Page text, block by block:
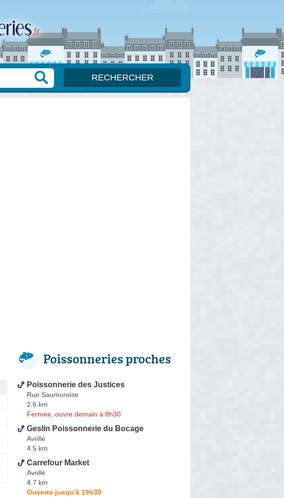
Poissonneries proches
Poissonnerie des Justices
Rue Saumuroise
2.6 km
Fermée, ouvre demain à 8h30
Geslin Poissonnerie du Bocage
Avrillé
4.5 km
Carrefour Market
Avrillé
4.7 km
Ouverte jusqu'à 19h30